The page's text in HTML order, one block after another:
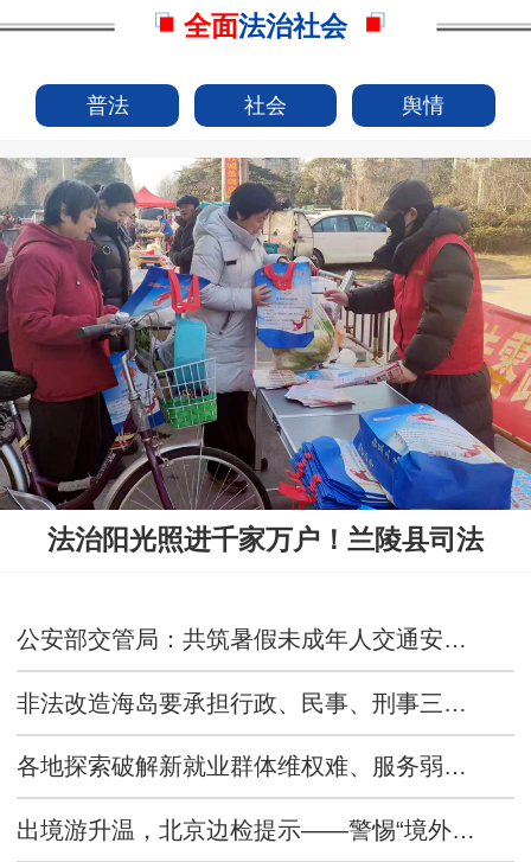
全面法治社会
普法 社会 舆情
法治阳光照进千家万户！兰陵县司法
公安部交管局：共筑暑假未成年人交通安全防线
非法改造海岛要承担行政、民事、刑事三个层面的责任
各地探索破解新就业群体维权难、服务弱、治理散等行业痛点
出境游升温，北京边检提示——警惕“境外赚快钱”骗局